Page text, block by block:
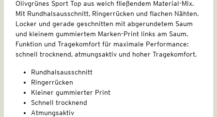
Olivgrünes Sport Top aus weich fließendem Material-Mix.
Mit Rundhalsausschnitt, Ringerrücken und flachen Nähten.
Locker und gerade geschnitten mit abgerundetem Saum
und kleinem gummiertem Marken-Print links am Saum.
Funktion und Tragekomfort für maximale Performance:
schnell trocknend, atmungsaktiv und hoher Tragekomfort.
Rundhalsausschnitt
Ringerrücken
Kleiner gummierter Print
Schnell trocknend
Atmungsaktiv